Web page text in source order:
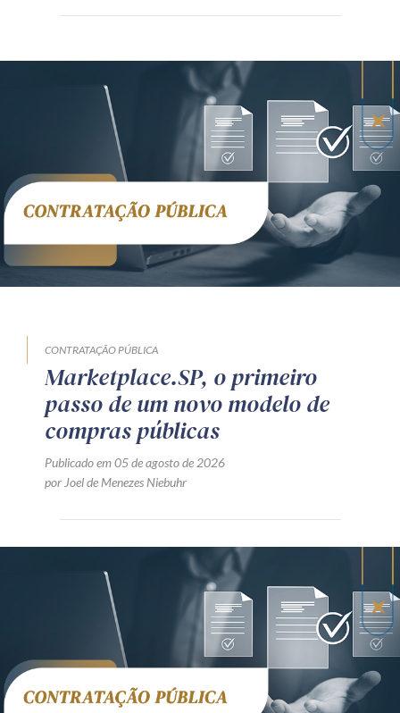
CONTRATAÇÃO PÚBLICA
Marketplace.SP, o primeiro
passo de um novo modelo de
compras públicas
Publicado em 05 de agosto de 2026
por Joel de Menezes Niebuhr